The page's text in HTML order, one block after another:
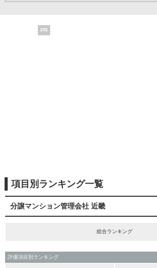
PR
項目別ランキング一覧
分譲マンション管理会社 近畿
総合ランキング
評価項目別ランキング